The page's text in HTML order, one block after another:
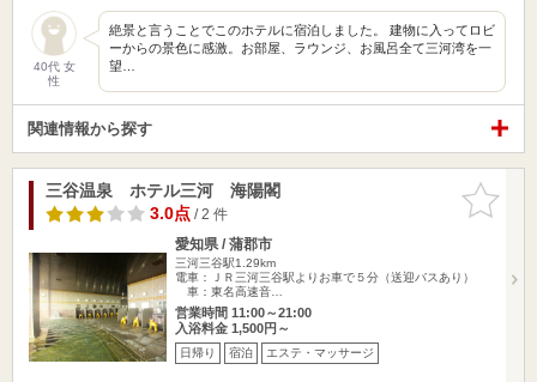
40代 女
性
絶景と言うことでこのホテルに宿泊しました。 建物に入ってロビ
ーからの景色に感激。お部屋、ラウンジ、お風呂全て三河湾を一
望…
関連情報から探す
お気に入
りに追加
三谷温泉 ホテル三河 海陽閣
3.0点/ 2 件
愛知県 / 蒲郡市
三河三谷駅1.29km
電車：ＪＲ三河三谷駅よりお車で５分（送迎バスあり）
車：東名高速音…
営業時間 11:00～21:00
入浴料金 1,500円～
日帰り 宿泊 エステ・マッサージ